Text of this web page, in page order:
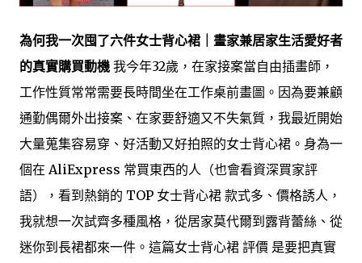
為何我一次囤了六件女士背心裙｜畫家兼居家生活愛好者
的真實購買動機 我今年32歲，在家接案當自由插畫師，
工作性質常常需要長時間坐在工作桌前畫圖。因為要兼顧
通勤偶爾外出接案、在家要舒適又不失氣質，我最近開始
大量蒐集容易穿、好活動又好拍照的女士背心裙。身為一
個在 AliExpress 常買東西的人（也會看資深買家評
語），看到熱銷的 TOP 女士背心裙 款式多、價格誘人，
我就想一次試齊多種風格，從居家莫代爾到露背蕾絲、從
迷你到長裙都來一件。這篇女士背心裙 評價 是要把真實